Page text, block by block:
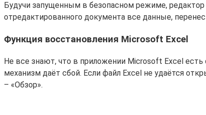
Будучи запущенным в безопасном режиме, редактор
отредактированного документа все данные,
Функция восстановления Microsoft Excel
Не все знают, что в приложении Microsoft Excel
механизм даёт сбой. Если файл Excel не удаётся
– «Обзор».